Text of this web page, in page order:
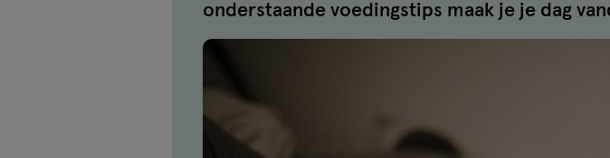
onderstaande voedingstips maak je je dag